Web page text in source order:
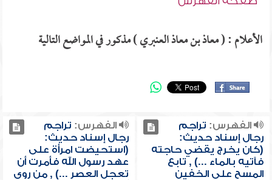
الأعلام : ( معاذ بن معاذ العنبري ) مذكور في المواضع التالية
الفهرس: تراجم
رجال إسناد حديث:
(كان يخرج يقضي حاجته
فآتيه بالماء ...) , تابع
المسح على الخفين
الفهرس: تراجم
رجال إسناد حديث:
(استحيضت امرأة على
عهد رسول الله فأمرت أن
تعجل العصر ...) , من روى